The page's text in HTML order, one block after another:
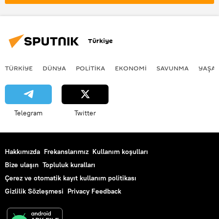
Milli Eğitim Bakanlığı (MEB)
Yerli
yerli üretim
yerli ve milli ürünler
Türkiye
TÜRKIYE DÜNYA POLİTİKA EKONOMİ SAVUNMA
Telegram Twitter
Hakkımızda Frekanslarımız Kullanım koşulları
Bize ulaşın Topluluk kuralları
Çerez ve otomatik kayıt kullanım politikası
Gizlilik Sözleşmesi Privacy Feedback